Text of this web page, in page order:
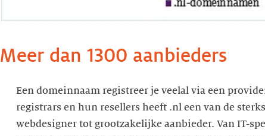
Meer dan 1300 aanbieders
Een domeinnaam registreer je veelal via een
registrars en hun resellers heeft .nl een van de
webdesigner tot grootzakelijke aanbieder. Van IT-